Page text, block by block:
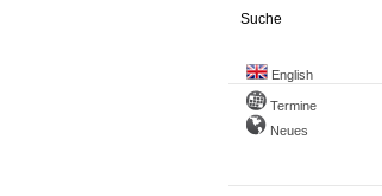
Suche
English
Termine
Neues